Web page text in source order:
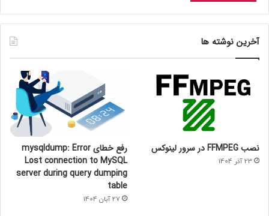
آخرین نوشته ها
نصب FFMPEG در سرور لینوکس
23 آذر 1404
رفع خطای mysqldump: Error
Lost connection to MySQL
server during query dumping
table
27 آبان 1404